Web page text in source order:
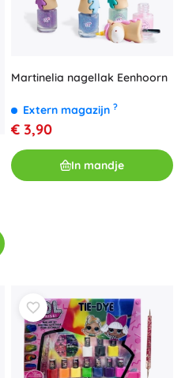
Martinelia nagellak Eenhoorn
Extern magazijn ?
€ 3,90
In mandje